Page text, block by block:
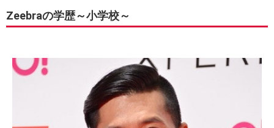
Zeebraの学歴～小学校～